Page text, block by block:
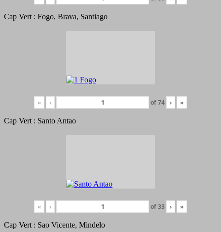
Cap Vert : Fogo, Brava, Santiago
« ‹ of74 › »
Cap Vert : Santo Antao
« ‹ of33 › »
Cap Vert : Sao Vicente, Mindelo